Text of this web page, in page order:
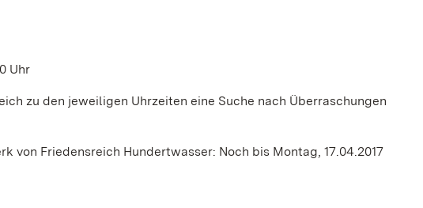
Uhr
zu den jeweiligen Uhrzeiten eine Suche nach Überraschungen
von Friedensreich Hundertwasser: Noch bis Montag, 17.04.2017